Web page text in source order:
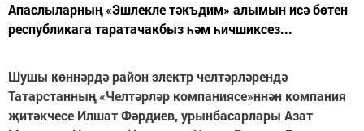
Апаслыларның «Эшлекле тәкъдим» алымын исә бөтен
республикага таратачакбыз һәм һичшиксез...
Шушы көннәрдә район электр челтәрләрендә
Татарстанның «Челтәрләр компаниясе»ннән компания
җитәкчесе Илшат Фәрдиев, урынбасарлары Азат